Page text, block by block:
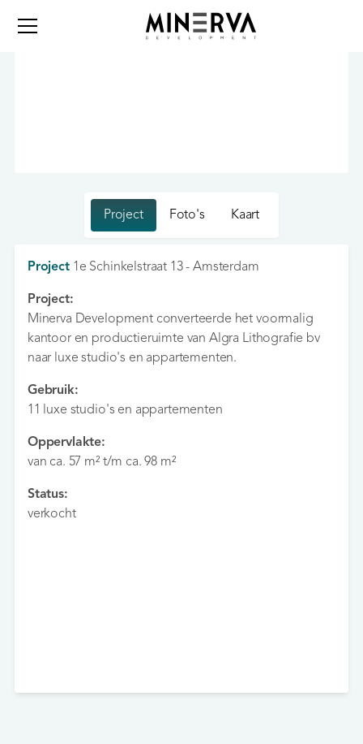
Project Foto's Kaart
Project 1e Schinkelstraat 13 - Amsterdam
Project:
Minerva Development converteerde het voormalig
kantoor en productieruimte van Algra Lithografie bv
naar luxe studio's en appartementen.
Gebruik:
11 luxe studio's en appartementen
Oppervlakte:
van ca. 57 m² t/m ca. 98 m²
Status:
verkocht